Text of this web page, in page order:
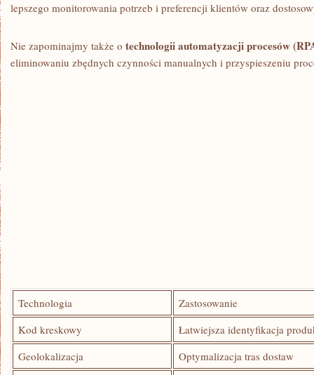
⁤lepszego monitorowania⁣ potrzeb i preferencji klientów oraz
Nie zapominajmy także​ o technologii automatyzacji procesów
eliminowaniu⁤ zbędnych czynności manualnych i⁤ przyspieszeniu
Technologia
Zastosowanie
Kod ‌kreskowy
Łatwiejsza identyfikacja
Geolokalizacja
Optymalizacja​ tras dostaw